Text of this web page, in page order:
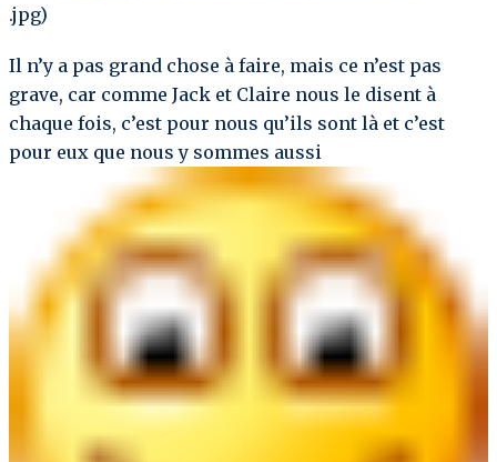
.jpg)
Il n’y a pas grand chose à faire, mais ce n’est pas
grave, car comme Jack et Claire nous le disent à
chaque fois, c’est pour nous qu’ils sont là et c’est
pour eux que nous y sommes aussi